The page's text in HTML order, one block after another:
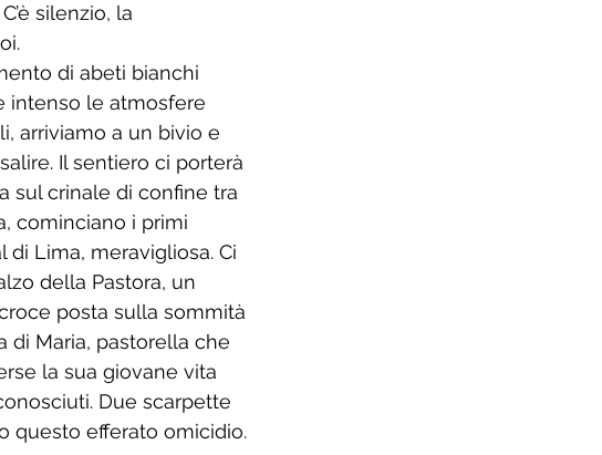
silenzio, la
di abeti bianchi
intenso le atmosfere
arriviamo a un bivio e
Il sentiero ci porterà
sul crinale di confine tra
cominciano i primi
di Lima, meravigliosa. Ci
della Pastora, un
posta sulla sommità
di Maria, pastorella che
la sua giovane vita
Due scarpette
questo efferato omicidio.